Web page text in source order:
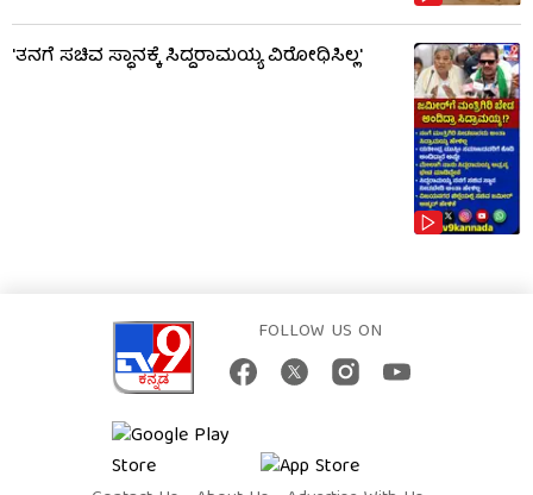
'ತನಗೆ ಸಚಿವ ಸ್ಥಾನಕ್ಕೆ ಸಿದ್ದರಾಮಯ್ಯ ವಿರೋಧಿಸಿಲ್ಲ'
FOLLOW US ON